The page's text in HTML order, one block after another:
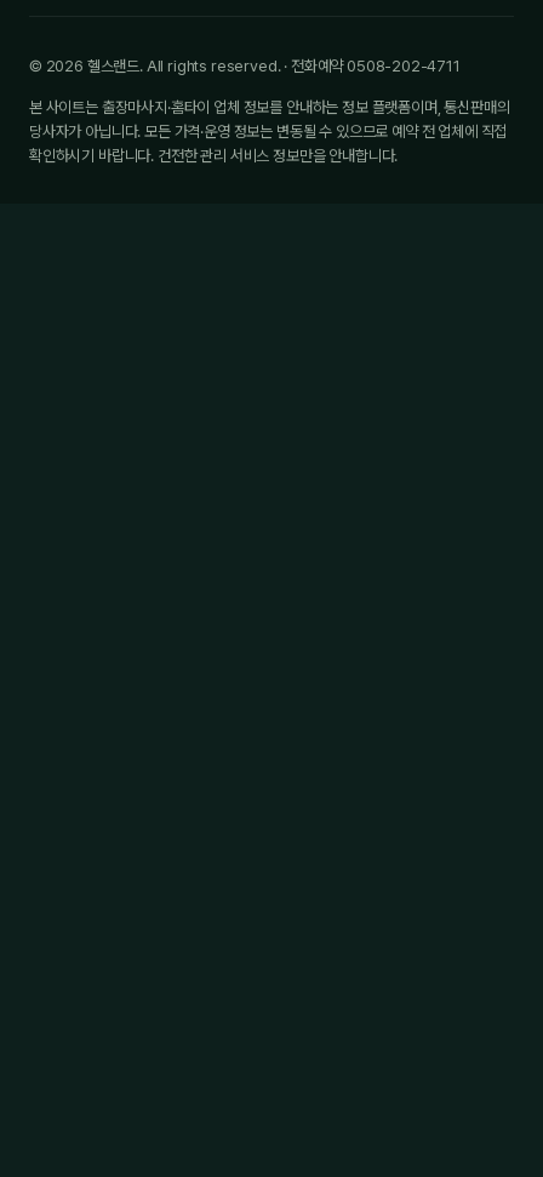
© 2026 헬스랜드. All rights reserved. · 전화예약 0508-202-4711
본 사이트는 출장마사지·홈타이 업체 정보를 안내하는 정보 플랫폼이며, 통신판매의
당사자가 아닙니다. 모든 가격·운영 정보는 변동될 수 있으므로 예약 전 업체에 직접
확인하시기 바랍니다. 건전한 관리 서비스 정보만을 안내합니다.